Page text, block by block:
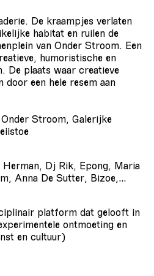
De kraampjes verlaten
habitat en ruilen de
van Onder Stroom. Een
humoristische en
De plaats waar creatieve
een hele resem aan
Stroom, Galerijke
Dj Rik, Epong, Maria
Anna De Sutter, Bizoe,…
platform dat gelooft in
ontmoeting en
en cultuur)